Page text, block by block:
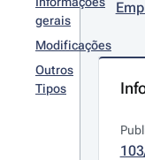
gerais
Modificações
Outros
Tipos